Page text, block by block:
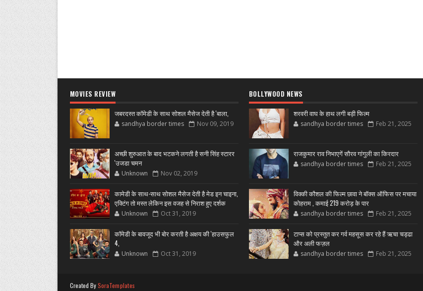
MOVIES REVIEW
जबरदस्त कॉमेडी के साथ सोशल मैसेज देती है 'बाला,
sandhya border times Nov 09, 2019
अच्छी शुरुआत के बाद भटकने लगती है सनी सिंह स्टारर
'उजडा चमन
Unknown Nov 02, 2019
कामेडी के साथ-साथ सोशल मैसेज देती है मेड इन चाइना,
एक्टिंग तो मस्त लेकिन इस वजह से निराश हुए दर्शक
Unknown Oct 31, 2019
कॉमेडी के बावजूद भी बोर करती है अक्षय की 'हाउसफुल
4,
Unknown Oct 31, 2019
BOLLYWOOD NEWS
शरवरी वाघ के हाथ लगी बड़ी फिल्म
sandhya border times Feb 21, 2025
राजकुमार राव निभाएगें सौरव गांगुली का किरदार
sandhya border times Feb 21, 2025
विक्की कौशल की फिल्म छावा ने बॉक्स ऑफिस पर मचाया
कोहराम , कमाई 219 करोड़ के पार
sandhya border times Feb 21, 2025
टाप्स को प्रस्तुत कर गर्व महसूस कर रहे हैं ऋचा चड्ढा
और अली फज़ल
sandhya border times Feb 21, 2025
Created BySoraTemplates